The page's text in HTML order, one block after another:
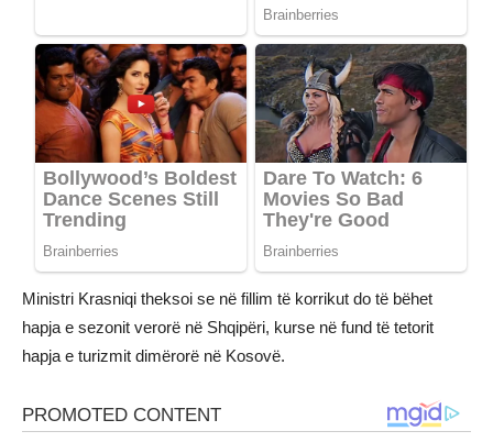
Ministri Krasniqi theksoi se në fillim të korrikut do të bëhet
hapja e sezonit verorë në Shqipëri, kurse në fund të tetorit
hapja e turizmit dimërorë në Kosovë.